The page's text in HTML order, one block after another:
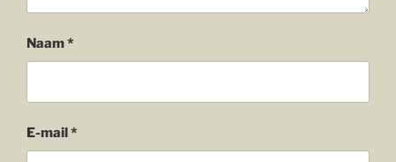
Naam*
E-mail*